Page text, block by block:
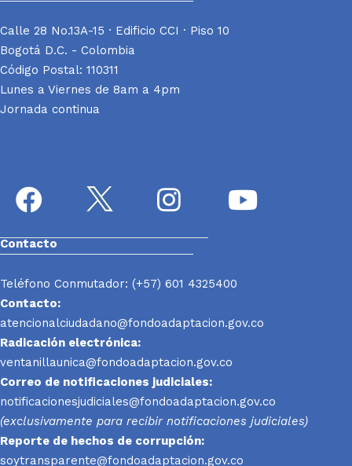
Calle 28 No.13A-15 · Edificio CCI · Piso 10
Bogotá D.C. - Colombia
Código Postal: 110311
Lunes a Viernes de 8am a 4pm
Jornada continua
Contacto
Teléfono Conmutador: (+57) 601 4325400
Contacto:
atencionalciudadano@fondoadaptacion.gov.co
Radicación electrónica:
ventanillaunica@fondoadaptacion.gov.co
Correo de notificaciones judiciales:
notificacionesjudiciales@fondoadaptacion.gov.co
(exclusivamente para recibir notificaciones judiciales)
Reporte de hechos de corrupción:
soytransparente@fondoadaptacion.gov.co